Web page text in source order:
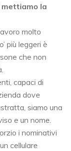
mettiamo la
molto
più leggeri è
che non
capaci di
dove
siamo una
e un nome.
i nominativi
cellulare